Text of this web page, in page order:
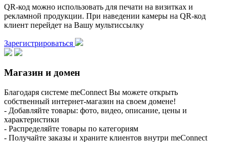
QR-код можно использовать для печати на визитках и
рекламной продукции. При наведении камеры на QR-код
клиент перейдет на Вашу мультиссылку
Зарегистрироваться
Магазин и домен
Благодаря системе meConnect Вы можете открыть
собственный интернет-магазин на своем домене!
- Добавляйте товары: фото, видео, описание, цены и
характеристики
- Распределяйте товары по категориям
- Получайте заказы и храните клиентов внутри meConnect